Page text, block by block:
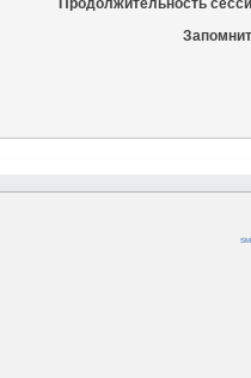
Продолжительность